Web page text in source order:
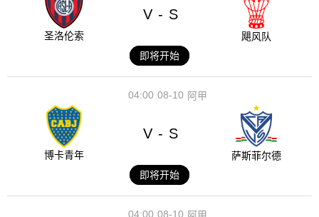
圣洛伦索
V - S
飓风队
即将开始
08-10
04:00 阿甲
博卡青年
V - S
萨斯菲尔德
即将开始
08-10
04:00